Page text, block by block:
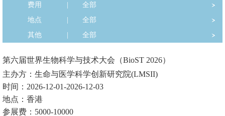
费用
全部
地点
全部
其他
全部
第六届世界生物科学与技术大会（BioST 2026）
主办方：生命与医学科学创新研究院(LMSII)
时间：2026-12-01-2026-12-03
地点：香港
参展费：5000-10000